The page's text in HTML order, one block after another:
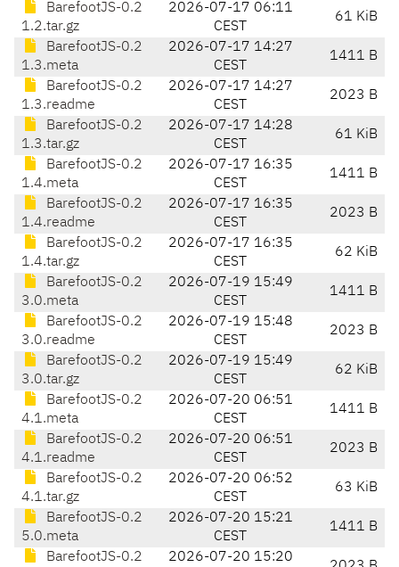
BarefootJS-0.2
1.2.tar.gz
2026-07-17 06:11
CEST
61 KiB
BarefootJS-0.2
1.3.meta
2026-07-17 14:27
CEST
1411 B
BarefootJS-0.2
1.3.readme
2026-07-17 14:27
CEST
2023 B
BarefootJS-0.2
1.3.tar.gz
2026-07-17 14:28
CEST
61 KiB
BarefootJS-0.2
1.4.meta
2026-07-17 16:35
CEST
1411 B
BarefootJS-0.2
1.4.readme
2026-07-17 16:35
CEST
2023 B
BarefootJS-0.2
1.4.tar.gz
2026-07-17 16:35
CEST
62 KiB
BarefootJS-0.2
3.0.meta
2026-07-19 15:49
CEST
1411 B
BarefootJS-0.2
3.0.readme
2026-07-19 15:48
CEST
2023 B
BarefootJS-0.2
3.0.tar.gz
2026-07-19 15:49
CEST
62 KiB
BarefootJS-0.2
4.1.meta
2026-07-20 06:51
CEST
1411 B
BarefootJS-0.2
4.1.readme
2026-07-20 06:51
CEST
2023 B
BarefootJS-0.2
4.1.tar.gz
2026-07-20 06:52
CEST
63 KiB
BarefootJS-0.2
5.0.meta
2026-07-20 15:21
CEST
1411 B
BarefootJS-0.2
2026-07-20 15:20